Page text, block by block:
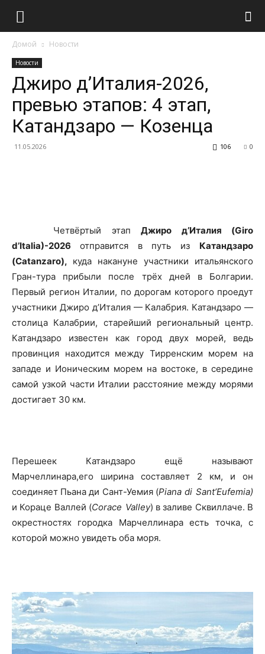
Домой Новости
Новости
Джиро д’Италия-2026,
превью этапов: 4 этап,
Катандзаро — Козенца
11.05.2026 0
106
Четвёртый этап Джиро д’Италия (Giro
d’Italia)-2026 отправится в путь из Катандзаро
(Catanzaro), куда накануне участники итальянского
Гран-тура прибыли после трёх дней в Болгарии.
Первый регион Италии, по дорогам которого проедут
участники Джиро д’Италия — Калабрия. Катандзаро —
столица Калабрии, старейший региональный центр.
Катандзаро известен как город двух морей, ведь
провинция находится между Тирренским морем на
западе и Ионическим морем на востоке, в середине
самой узкой части Италии расстояние между морями
достигает 30 км.
Перешеек Катандзаро ещё называют
Марчеллинара,его ширина составляет 2 км, и он
соединяет Пьана ди Сант-Уемия (Piana di Sant’Eufemia)
и Кораце Валлей (Corace Valley) в заливе Сквиллаче. В
окрестностях городка Марчеллинара есть точка, с
которой можно увидеть оба моря.